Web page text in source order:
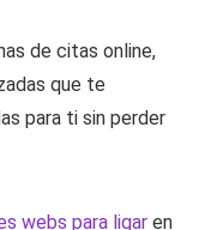
de citas online,
que te
para ti sin perder
webs para ligar en